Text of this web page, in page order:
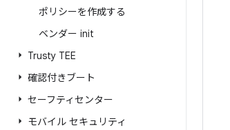
ポリシーを作成する
ベンダー init
Trusty TEE
確認付きブート
セーフティセンター
モバイル セキュリティ